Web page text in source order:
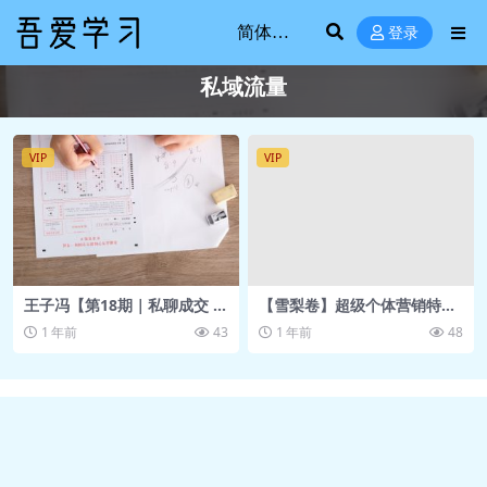
登录
私域流量
VIP
王子冯【第18期｜私聊成交 朋
友圈文案实战营】
1 年前 43
VIP
【雪梨卷】超级个体营销特训
营18节
1 年前 48